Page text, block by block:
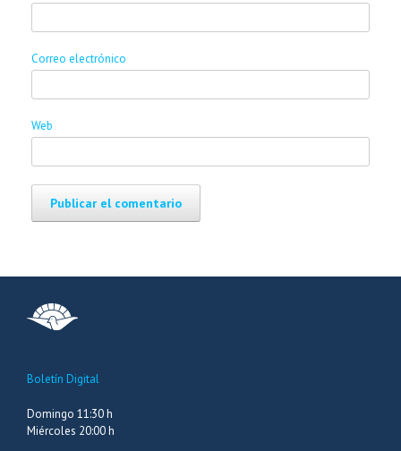
Correo electrónico
Web
Boletín Digital
Domingo 11:30 h
Miércoles 20:00 h